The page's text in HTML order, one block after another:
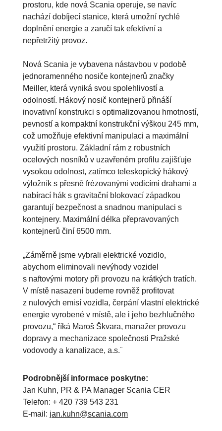
prostoru, kde nová Scania operuje, se navíc
nachází dobíjecí stanice, která umožní rychlé
doplnění energie a zaručí tak efektivní a
nepřetržitý provoz.
Nová Scania je vybavena nástavbou v podobě
jednoramenného nosiče kontejnerů značky
Meiller, která vyniká svou spolehlivostí a
odolností. Hákový nosič kontejnerů přináší
inovativní konstrukci s optimalizovanou hmotností,
pevností a kompaktní konstrukční výškou 245 mm,
což umožňuje efektivní manipulaci a maximální
využití prostoru. Základní rám z robustních
ocelových nosníků v uzavřeném profilu zajišťuje
vysokou odolnost, zatímco teleskopický hákový
výložník s přesně frézovanými vodicími drahami a
nabírací hák s gravitační blokovací západkou
garantují bezpečnost a snadnou manipulaci s
kontejnery. Maximální délka přepravovaných
kontejnerů činí 6500 mm.
„Záměrně jsme vybrali elektrické vozidlo,
abychom eliminovali nevýhody vozidel
s naftovými motory při provozu na krátkých tratích.
V místě nasazení budeme rovněž profitovat
z nulových emisí vozidla, čerpání vlastní elektrické
energie vyrobené v místě, ale i jeho bezhlučného
provozu,“ říká Maroš Škvara, manažer provozu
dopravy a mechanizace společnosti Pražské
vodovody a kanalizace, a.s.¨
Podrobnější informace poskytne:
Jan Kuhn, PR & PA Manager Scania CER
Telefon: + 420 739 543 231
E-mail: jan.kuhn@scania.com